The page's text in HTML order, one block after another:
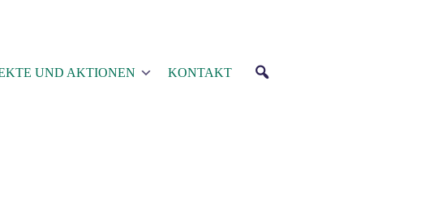
UND AKTIONEN KONTAKT